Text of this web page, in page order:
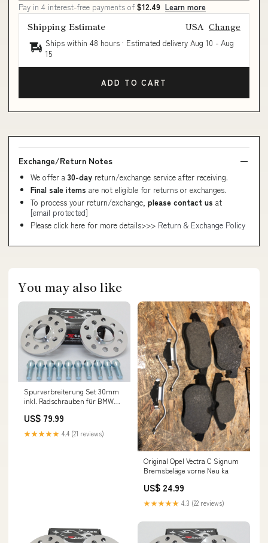
Pay in 4 interest-free payments of $12.49 Learn more
Shipping Estimate USA Change
Ships within 48 hours · Estimated delivery Aug 10 - Aug
15
ADD TO CART
Exchange/Return Notes
We offer a 30-day return/exchange service after receiving.
Final sale items are not eligible for returns or exchanges.
To process your return/exchange, please contact us at
[email protected]
Please click here for more details>>> Return & Exchange Policy
You may also like
Spurverbreiterung Set 30mm
inkl. Radschrauben für BMW
US$ 79.99
★★★★★ 4.4 (21 reviews)
Original Opel Vectra C Signum
Bremsbeläge vorne Neu ka
US$ 24.99
★★★★★ 4.3 (22 reviews)